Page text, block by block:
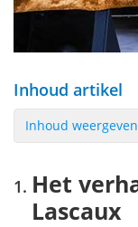
Inhoud artikel
Inhoud weergeven
Alle info voor je
Openingstijden van
Het
Lascaux